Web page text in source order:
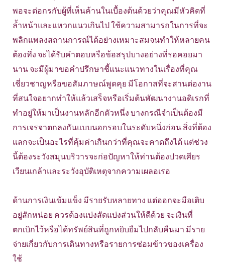
พอจะต่อกรกับผู้ที่เห็นค้านในเบื้องต้นด้วยว่าคุณมีหัวคิดที่
ล้ำหน้าและแหวกแนวเกินไป ใช้ความสามารถในการที่จะ
พลิกแพลงสถานการณ์ได้อย่างเหมาะสมจนทำให้หลายคน
ต้องทึ่ง จะได้รับคำตอบหรือข้อสรุปบางอย่างที่รอคอยมา
นาน จะมีผู้มาขอคำปรึกษาชี้แนะแนวทางในเรื่องที่คุณ
เชี่ยวชาญหรือขอสัมภาษณ์พูดคุย มีโอกาสที่จะสานต่องาน
ที่สนใจอยากทำให้แล้วเสร็จหรือเริ่มต้นพัฒนางานอดิเรกที่
ทำอยู่ให้มาเป็นงานหลักอีกตัวหนึ่ง บางกรณีจำเป็นต้องมี
การเจรจาตกลงกันแบบนอกรอบในระดับหนึ่งก่อน สิ่งที่ต้อง
แลกจะเป็นอะไรที่คุ้มค่าเกินกว่าที่คุณจะคาดถึงได้ แต่ช่วง
นี้ต้องระวังสมุนบริวารจะก่อปัญหาให้ท่านต้องปวดเศียร
เวียนเกล้าและระวังอุบัติเหตุจากความเผลอเรอ
ด้านการเงินเข้มแข็ง มีรายรับหลายทาง แต่ออกจะมือเติบ
อยู่สักหน่อย ควรต้องแบ่งสัดแบ่งส่วนให้ดีด้วย จะเงินที่
ตกเบิกไว้หรือได้ทรัพย์สินที่ถูกหยิบยืมไปกลับคืนมา มีราย
จ่ายเกี่ยวกับการเดินทางหรือรายการซ่อมข้าวของเครื่อง
ใช้